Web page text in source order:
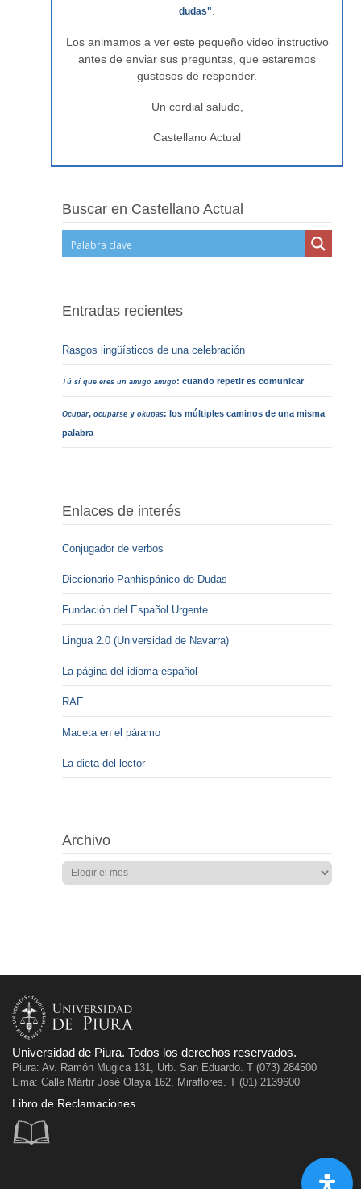
dudas"
Los animamos a ver este pequeño video instructivo
antes de enviar sus preguntas, que estaremos
gustosos de responder.
Un cordial saludo,
Castellano Actual
Buscar en Castellano Actual
Entradas recientes
Rasgos lingüísticos de una celebración
Tú sí que eres un amigo amigo: cuando repetir es comunicar
Ocupar,ocuparse yokupas: los múltiples caminos de una misma
palabra
Enlaces de interés
Conjugador de verbos
Diccionario Panhispánico de Dudas
Fundación del Español Urgente
Lingua 2.0 (Universidad de Navarra)
La página del idioma español
RAE
Maceta en el páramo
La dieta del lector
Archivo
Universidad de Piura. Todos los derechos reservados.
Piura: Av. Ramón Mugica 131, Urb. San Eduardo. T (073) 284500
Lima: Calle Mártir José Olaya 162, Miraflores. T (01) 2139600
Libro de Reclamaciones